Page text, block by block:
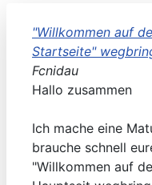
"Willkommen auf
Startseite"
Fcnidau
Hallo zusammen
Ich mache eine
brauche schnell
"Willkommen auf